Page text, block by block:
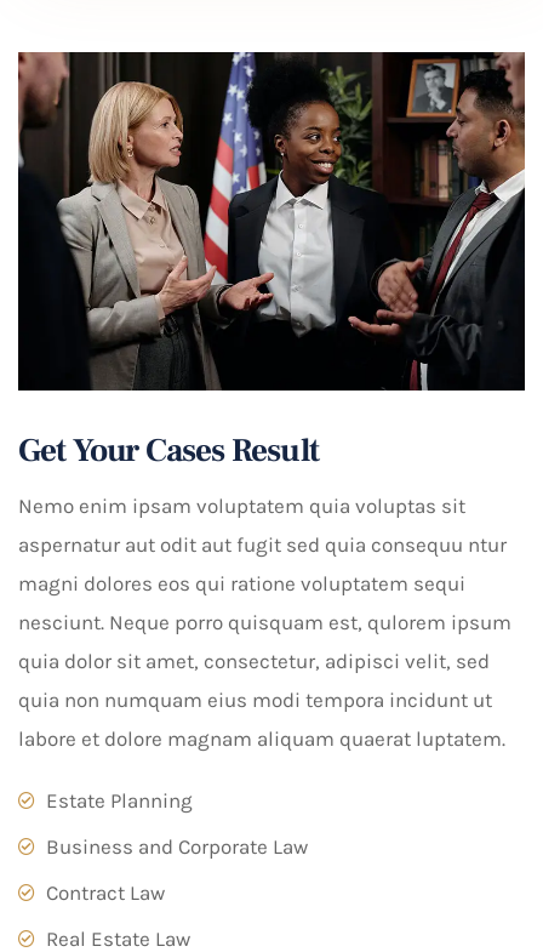
Get Your Cases Result
Nemo enim ipsam voluptatem quia voluptas sit
aspernatur aut odit aut fugit sed quia consequu ntur
magni dolores eos qui ratione voluptatem sequi
nesciunt. Neque porro quisquam est, qulorem ipsum
quia dolor sit amet, consectetur, adipisci velit, sed
quia non numquam eius modi tempora incidunt ut
labore et dolore magnam aliquam quaerat luptatem.
Estate Planning
Business and Corporate Law
Contract Law
Real Estate Law